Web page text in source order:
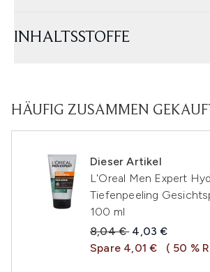
INHALTSSTOFFE
HÄUFIG ZUSAMMEN
Dieser Artikel
L'Oreal Men Expert
Tiefenpeeling
100 ml
Unverbindliche
8,04 € Aktueller Preis:
4,03 €
Spare 4,01 €
( 50 %